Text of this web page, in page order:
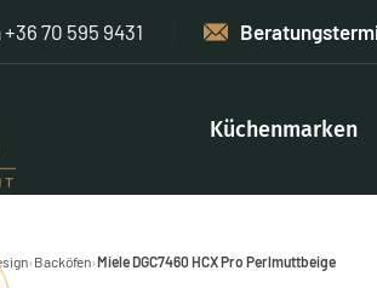
+36 70 595 9431
Küchenmarken
› Backöfen›Miele DGC7460 HCX Pro Perlmuttbeige